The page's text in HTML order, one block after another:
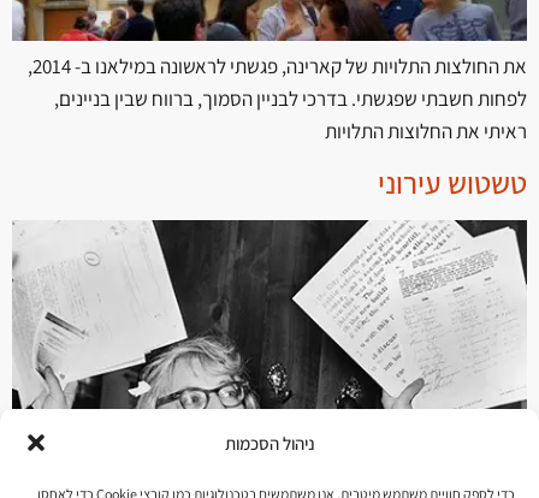
ניהול הסכמות
כדי לספק חוויית משתמש מיטבית, אנו משתמשים בטכנולוגיות כמו קובצי Cookie כדי לאחסן
את החולצות התלויות של קארינה, פגשתי לראשונה במילאנו ב- 2014,
לפחות חשבתי שפגשתי. בדרכי לבניין הסמוך, ברווח שבין בניינים,
ראיתי את החלוצות התלויות
טשטוש עירוני